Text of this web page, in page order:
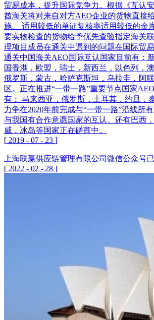
贸易成本，提升国际竞争力。根据《互认
酋海关将对来自对方AEO企业的货物直接
施。 适用较低的单证复核率适用较低的金
要实物检查的货物给予优先查验指定海关
理项目成员在通关中遇到的问题在国际贸
通关中国海关AEO国际互认国家目前有：
国香港，欧盟，瑞士，新西兰，以色列，
俄罗斯，蒙古，哈萨克斯坦，乌拉圭，阿
区。正在推进“一带一路”重要节点国家
有： 马来西亚，俄罗斯，土耳其，约旦，
力争在2020年前完成与“一带一路”沿线所
与我国有合作意愿国家的互认。还有巴西
威，冰岛等国家正在磋商中。
[ 2019 - 07 - 23 ]
上海联赢供应链管理有限公司微信公众号
[ 2022 - 02 - 28 ]